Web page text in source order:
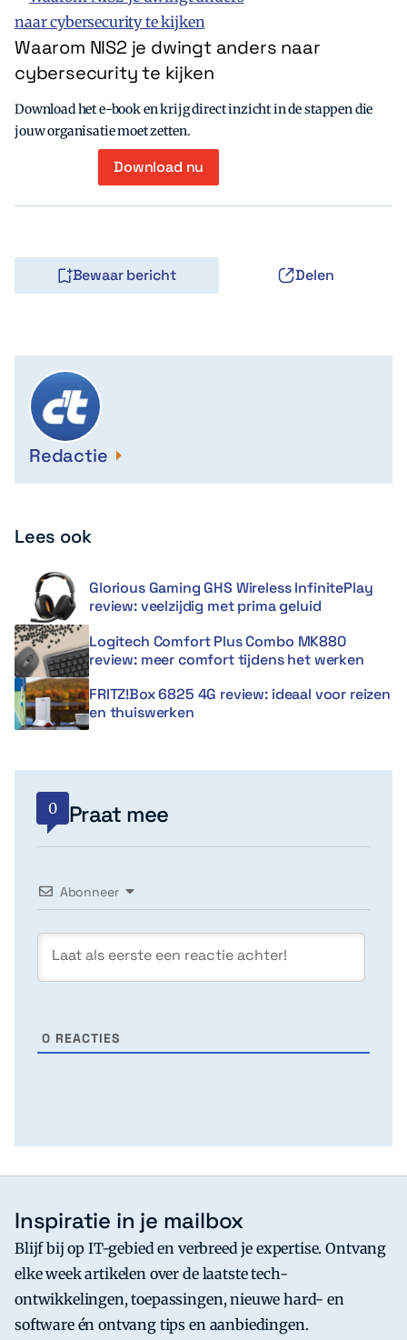
Waarom NIS2 je dwingt anders naar
cybersecurity te kijken
Download het e-book en krijg direct inzicht in de stappen die
jouw organisatie moet zetten.
Download nu
Bewaar bericht Delen
Redactie
Lees ook
Glorious Gaming GHS Wireless InfinitePlay
review: veelzijdig met prima geluid
Logitech Comfort Plus Combo MK880
review: meer comfort tijdens het werken
FRITZ!Box 6825 4G review: ideaal voor reizen
en thuiswerken
0 Praat mee
Abonneer
0 REACTIES
Inspiratie in je mailbox
Blijf bij op IT-gebied en verbreed je expertise. Ontvang
elke week artikelen over de laatste tech-
ontwikkelingen, toepassingen, nieuwe hard- en
software én ontvang tips en aanbiedingen.